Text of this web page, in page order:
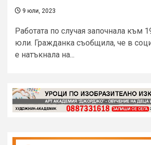
9 юли, 2023
Работата по случая започнала към
юли. Гражданка съобщила, че в
е натъкнала на...